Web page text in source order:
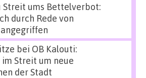
Streit ums Bettelverbot:
durch Rede von
bei OB Kalouti:
Streit um neue
der Stadt